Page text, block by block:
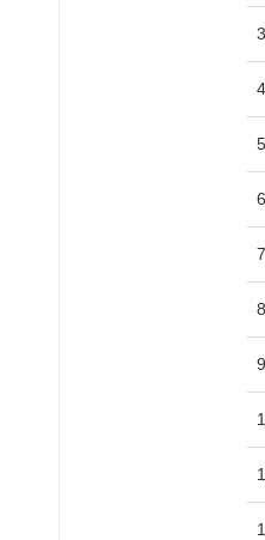
3
4
5
6
7
8
9